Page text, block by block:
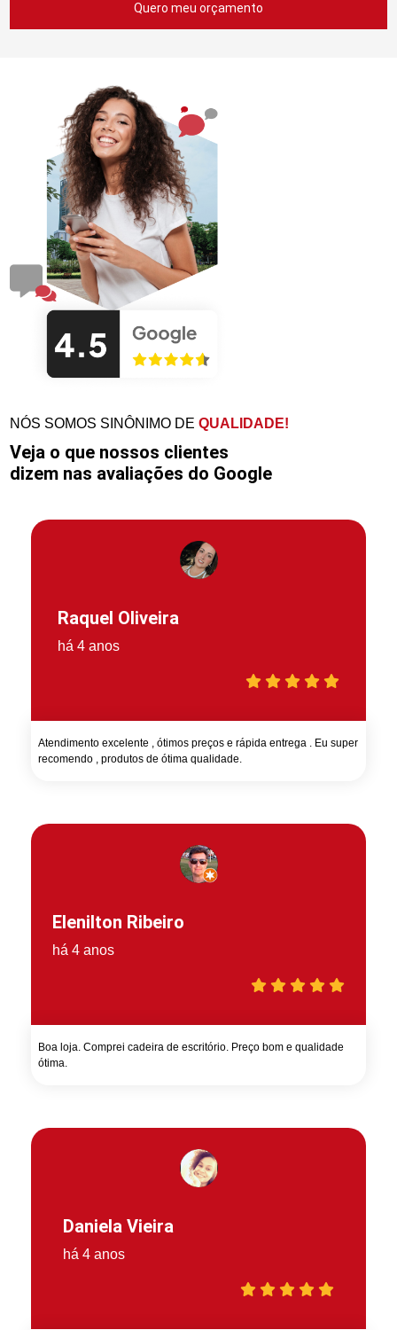
Quero meu orçamento
NÓS SOMOS SINÔNIMO DEQUALIDADE!
Veja o que nossos clientes
dizem nas avaliações do Google
Raquel Oliveira
há 4 anos
Atendimento excelente , ótimos preços e rápida entrega . Eu super
recomendo , produtos de ótima qualidade.
Elenilton Ribeiro
há 4 anos
Boa loja. Comprei cadeira de escritório. Preço bom e qualidade
ótima.
Daniela Vieira
há 4 anos